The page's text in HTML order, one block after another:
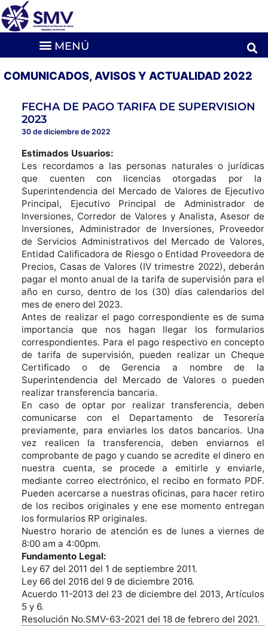
COMUNICADOS, AVISOS Y ACTUALIDAD 2022
FECHA DE PAGO TARIFA DE SUPERVISION
2023
30 de diciembre de 2022
Estimados Usuarios:
Les recordamos a las personas naturales o jurídicas
que cuenten con licencias otorgadas por la
Superintendencia del Mercado de Valores de Ejecutivo
Principal, Ejecutivo Principal de Administrador de
Inversiones, Corredor de Valores y Analista, Asesor de
Inversiones, Administrador de Inversiones, Proveedor
de Servicios Administrativos del Mercado de Valores,
Entidad Calificadora de Riesgo o Entidad Proveedora de
Precios, Casas de Valores (IV trimestre 2022), deberán
pagar el monto anual de la tarifa de supervisión para el
año en curso, dentro de los (30) días calendarios del
mes de enero del 2023.
Antes de realizar el pago correspondiente es de suma
importancia que nos hagan llegar los formularios
correspondientes. Para el pago respectivo en concepto
de tarifa de supervisión, pueden realizar un Cheque
Certificado o de Gerencia a nombre de la
Superintendencia del Mercado de Valores o pueden
realizar transferencia bancaria.
En caso de optar por realizar transferencia, deben
comunicarse con el Departamento de Tesorería
previamente, para enviarles los datos bancarios. Una
vez realicen la transferencia, deben enviarnos el
comprobante de pago y cuando se acredite el dinero en
nuestra cuenta, se procede a emitirle y enviarle,
mediante correo electrónico, el recibo en formato PDF.
Pueden acercarse a nuestras oficinas, para hacer retiro
de los recibos originales y ene ese momento entregan
los formularios RP originales.
Nuestro horario de atención es de lunes a viernes de
8:00 am a 4:00pm.
Fundamento Legal:
Ley 67 del 2011 del 1 de septiembre 2011.
Ley 66 del 2016 del 9 de diciembre 2016.
Acuerdo 11-2013 del 23 de diciembre del 2013, Artículos
5 y 6.
Resolución No.SMV-63-2021 del 18 de febrero del 2021.